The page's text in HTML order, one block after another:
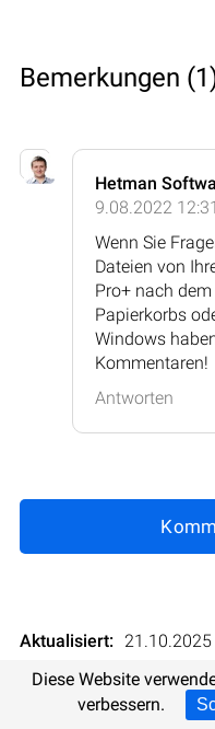
Bemerkungen
Hetman
9.08.2022 12:31
Wenn Sie
Dateien von
Pro+ nach
Papierkorbs
Windows
Kommentaren!
Antworten
Aktualisiert: 21.10.2025
Bewertungen: 6
Diese Website
verbessern.